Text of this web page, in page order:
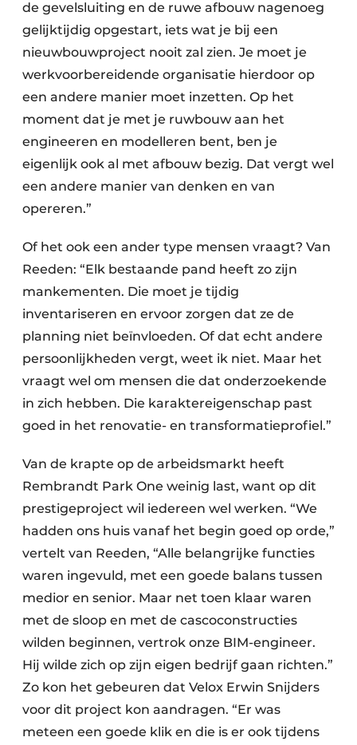
de gevelsluiting en de ruwe afbouw nagenoeg
gelijktijdig opgestart, iets wat je bij een
nieuwbouwproject nooit zal zien. Je moet je
werkvoorbereidende organisatie hierdoor op
een andere manier moet inzetten. Op het
moment dat je met je ruwbouw aan het
engineeren en modelleren bent, ben je
eigenlijk ook al met afbouw bezig. Dat vergt wel
een andere manier van denken en van
opereren.”
Of het ook een ander type mensen vraagt? Van
Reeden: “Elk bestaande pand heeft zo zijn
mankementen. Die moet je tijdig
inventariseren en ervoor zorgen dat ze de
planning niet beïnvloeden. Of dat echt andere
persoonlijkheden vergt, weet ik niet. Maar het
vraagt wel om mensen die dat onderzoekende
in zich hebben. Die karaktereigenschap past
goed in het renovatie- en transformatieprofiel.”
Van de krapte op de arbeidsmarkt heeft
Rembrandt Park One weinig last, want op dit
prestigeproject wil iedereen wel werken. “We
hadden ons huis vanaf het begin goed op orde,”
vertelt van Reeden, “Alle belangrijke functies
waren ingevuld, met een goede balans tussen
medior en senior. Maar net toen klaar waren
met de sloop en met de cascoconstructies
wilden beginnen, vertrok onze BIM-engineer.
Hij wilde zich op zijn eigen bedrijf gaan richten.”
Zo kon het gebeuren dat Velox Erwin Snijders
voor dit project kon aandragen. “Er was
meteen een goede klik en die is er ook tijdens